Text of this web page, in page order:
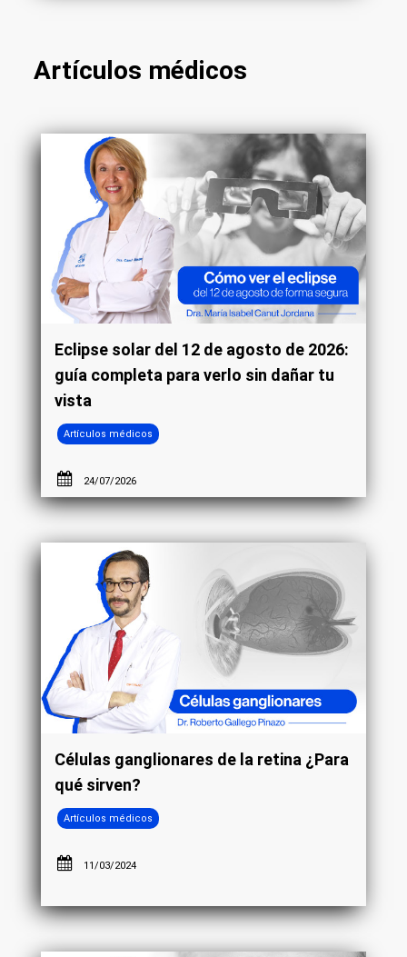
Artículos médicos
Eclipse solar del 12 de agosto de 2026:
guía completa para verlo sin dañar tu
vista
Artículos médicos
24/07/2026
Células ganglionares de la retina ¿Para
qué sirven?
Artículos médicos
11/03/2024